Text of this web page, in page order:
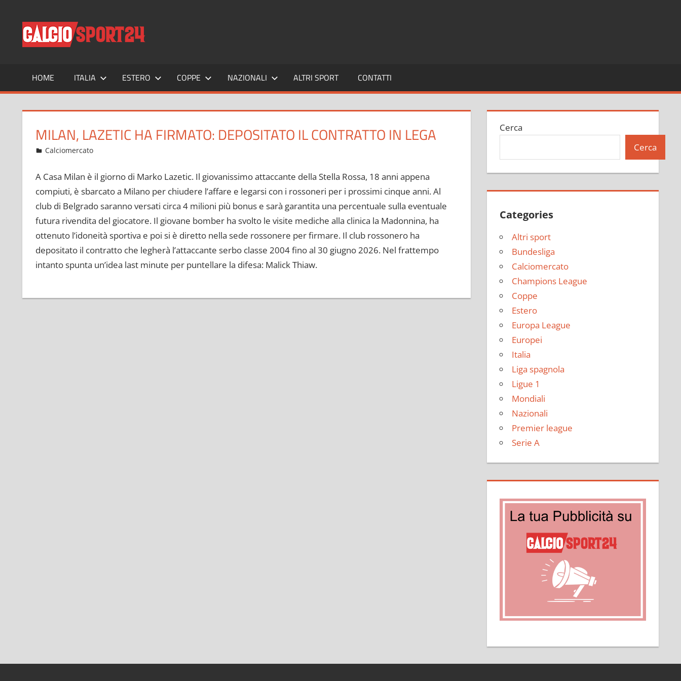
contenuto
Tutto
sul
mondo
calcio
e
HOME ITALIA ESTERO COPPE NAZIONALI ALTRI SPORT CONTATTI
MILAN, LAZETIC HA FIRMATO: DEPOSITATO IL CONTRATTO IN LEGA
Gennaio 27, 2022
admin
Calciomercato
A Casa Milan è il giorno di Marko Lazetic. Il giovanissimo attaccante della Stella Rossa, 18 anni appena
compiuti, è sbarcato a Milano per chiudere l’affare e legarsi con i rossoneri per i prossimi cinque anni. Al
club di Belgrado saranno versati circa 4 milioni più bonus e sarà garantita una percentuale sulla eventuale
futura rivendita del giocatore. Il giovane bomber ha svolto le visite mediche alla clinica la Madonnina, ha
ottenuto l’idoneità sportiva e poi si è diretto nella sede rossonere per firmare. Il club rossonero ha
depositato il contratto che legherà l’attaccante serbo classe 2004 fino al 30 giugno 2026. Nel frattempo
intanto spunta un’idea last minute per puntellare la difesa: Malick Thiaw.
Cerca
Cerca
Categories
Altri sport
Bundesliga
Calciomercato
Champions League
Coppe
Estero
Europa League
Europei
Italia
Liga spagnola
Ligue 1
Mondiali
Nazionali
Premier league
Serie A